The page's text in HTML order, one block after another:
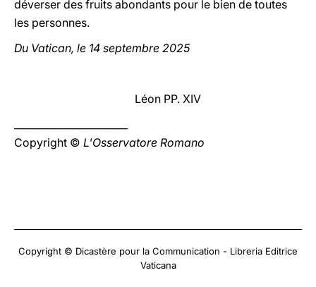
déverser des fruits abondants pour le bien de toutes
les personnes.
Du Vatican, le 14 septembre 2025
Léon PP. XIV
Copyright © L'Osservatore Romano
Copyright © Dicastère pour la Communication - Libreria Editrice
Vaticana